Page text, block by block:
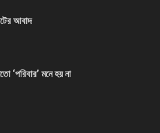
আবাদ
মনে হয় না